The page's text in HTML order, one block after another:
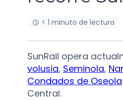
< 1 minuto de lectura
SunRail opera
volusia, Seminola,
Condados de Oseola
Central.